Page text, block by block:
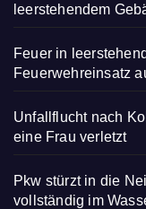
leerstehendem
Feuer in
Feuerwehreinsatz
Unfallflucht nach
eine Frau verletzt
Pkw stürzt in die
vollständig im